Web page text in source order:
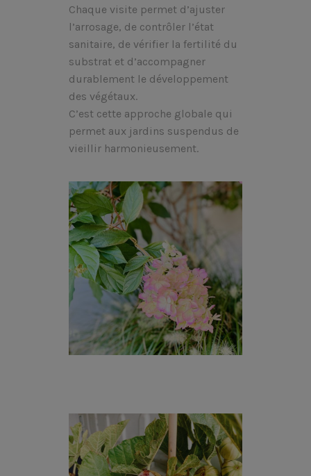
Chaque visite permet d’ajuster
l’arrosage, de contrôler l’état
sanitaire, de vérifier la fertilité du
substrat et d’accompagner
durablement le développement
des végétaux.
C’est cette approche globale qui
permet aux jardins suspendus de
vieillir harmonieusement.